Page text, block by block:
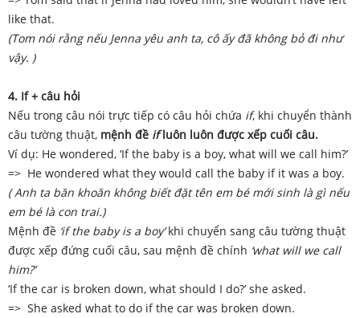
like that.
(Tom nói rằng nếu Jenna yêu anh ta, cô ấy đã không bỏ đi như
vậy. )
4. If + câu hỏi
Nếu trong câu nói trực tiếp có câu hỏi chứa if, khi chuyển thành
câu tường thuật, mệnh đề ifluôn luôn được xếp cuối câu.
Ví dụ: He wondered, ‘If the baby is a boy, what will we call him?’
=> He wondered what they would call the baby if it was a boy.
( Anh ta băn khoăn không biết đặt tên em bé mới sinh là gì nếu
em bé là con trai.)
Mệnh đề ‘if the baby is a boy’khi chuyển sang câu tường thuật
được xếp đứng cuối câu, sau mệnh đề chính ‘what will we call
him?’
‘If the car is broken down, what should I do?’ she asked.
=> She asked what to do if the car was broken down.